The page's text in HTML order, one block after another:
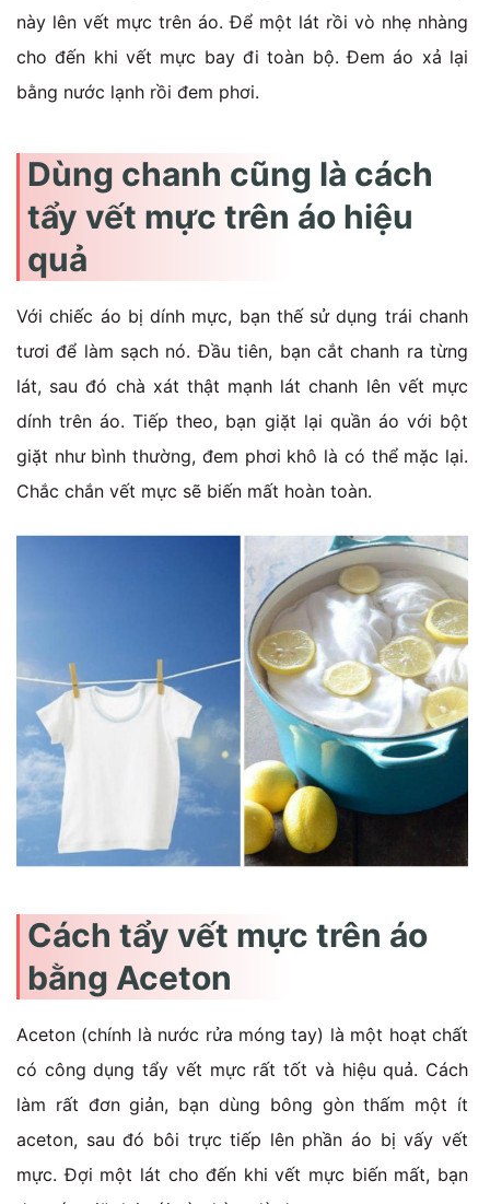
này lên vết mực trên áo. Để một lát rồi vò nhẹ nhàng
cho đến khi vết mực bay đi toàn bộ. Đem áo xả lại
bằng nước lạnh rồi đem phơi.
Dùng chanh cũng là cách
tẩy vết mực trên áo hiệu
quả
Với chiếc áo bị dính mực, bạn thế sử dụng trái chanh
tươi để làm sạch nó. Đầu tiên, bạn cắt chanh ra từng
lát, sau đó chà xát thật mạnh lát chanh lên vết mực
dính trên áo. Tiếp theo, bạn giặt lại quần áo với bột
giặt như bình thường, đem phơi khô là có thể mặc lại.
Chắc chắn vết mực sẽ biến mất hoàn toàn.
Cách tẩy vết mực trên áo
bằng Aceton
Aceton (chính là nước rửa móng tay) là một hoạt chất
có công dụng tẩy vết mực rất tốt và hiệu quả. Cách
làm rất đơn giản, bạn dùng bông gòn thấm một ít
aceton, sau đó bôi trực tiếp lên phần áo bị vấy vết
mực. Đợi một lát cho đến khi vết mực biến mất, bạn